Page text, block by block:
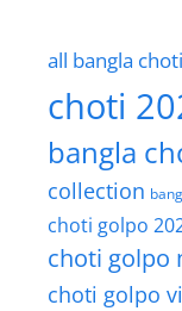
all bangla choti
choti
bangla
collection
choti golpo
choti golpo
choti golpo